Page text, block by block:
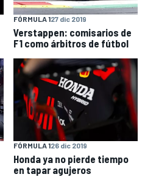
FÓRMULA 127 dic 2019
Verstappen: comisarios de
F1 como árbitros de fútbol
FÓRMULA 126 dic 2019
Honda ya no pierde tiempo
en tapar agujeros